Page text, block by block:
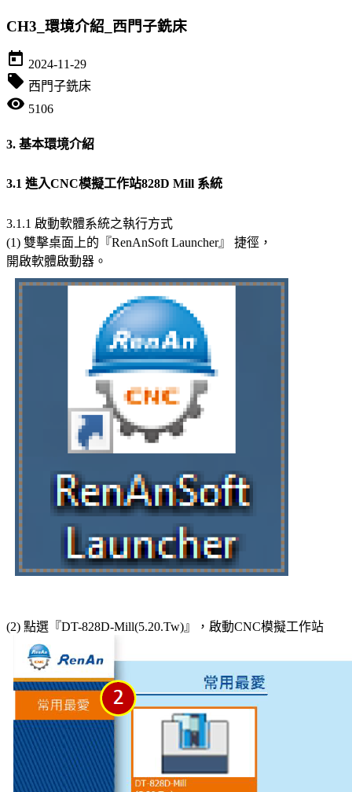
CH3_環境介紹_西門子銑床
today 2024-11-29
local_offer 西門子銑床
visibility 5106
3. 基本環境介紹
3.1 進入CNC模擬工作站828D Mill 系統
3.1.1 啟動軟體系統之執行方式
(1) 雙擊桌面上的『RenAnSoft Launcher』 捷徑，
開啟軟體啟動器。
(2) 點選『DT-828D-Mill(5.20.Tw)』，啟動CNC模擬工作站